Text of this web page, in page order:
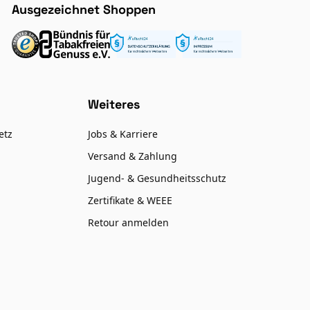
Ausgezeichnet Shoppen
Weiteres
Jobs & Karriere
Versand & Zahlung
Jugend- & Gesundheitsschutz
Zertifikate & WEEE
Retour anmelden